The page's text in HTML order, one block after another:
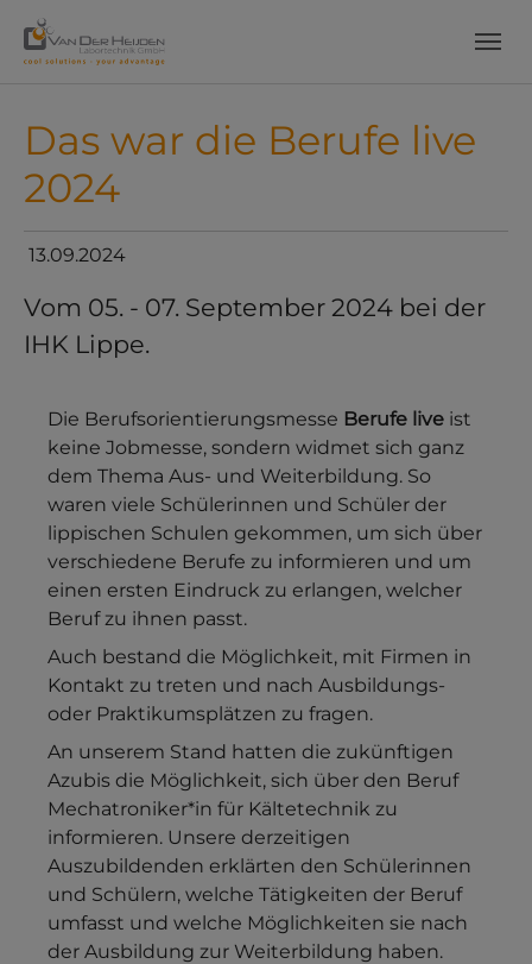
Das war die Berufe live
2024
13.09.2024
Vom 05. - 07. September 2024 bei der
IHK Lippe.
Die Berufsorientierungsmesse Berufe live ist
keine Jobmesse, sondern widmet sich ganz
dem Thema Aus- und Weiterbildung. So
waren viele Schülerinnen und Schüler der
lippischen Schulen gekommen, um sich über
verschiedene Berufe zu informieren und um
einen ersten Eindruck zu erlangen, welcher
Beruf zu ihnen passt.
Auch bestand die Möglichkeit, mit Firmen in
Kontakt zu treten und nach Ausbildungs-
oder Praktikumsplätzen zu fragen.
An unserem Stand hatten die zukünftigen
Azubis die Möglichkeit, sich über den Beruf
Mechatroniker*in für Kältetechnik zu
informieren. Unsere derzeitigen
Auszubildenden erklärten den Schülerinnen
und Schülern, welche Tätigkeiten der Beruf
umfasst und welche Möglichkeiten sie nach
der Ausbildung zur Weiterbildung haben.